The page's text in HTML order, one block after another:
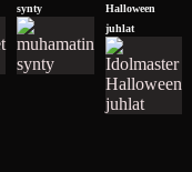
synty
Halloween
juhlat